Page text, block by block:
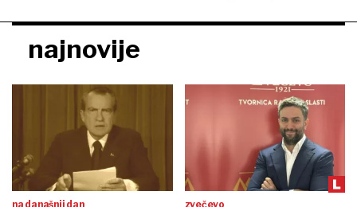
najnovije
na današnji dan zvečevo